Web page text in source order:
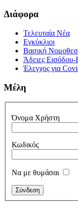
Διάφορα
Τελευταία Νέα
Εγκύκλιοι
Βασική
Άδειες
Έλεγχος για
Μέλη
Όνομα Χρήστη
Κωδικός
Να με θυμάσαι